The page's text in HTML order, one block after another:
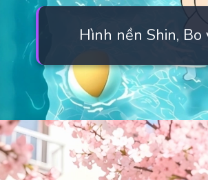
Hình nền Shin, Bo
Đang mở